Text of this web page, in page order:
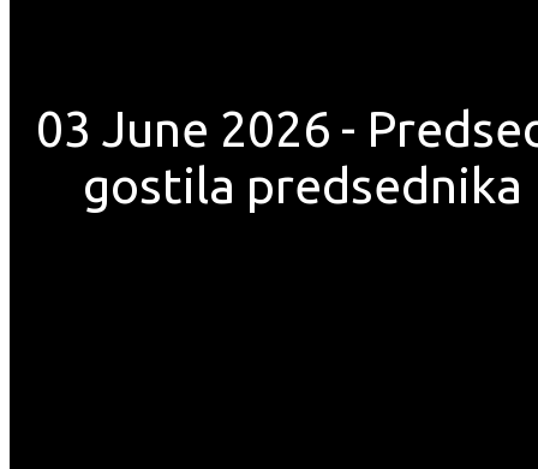
03 June 2026 -
gostila predsednika